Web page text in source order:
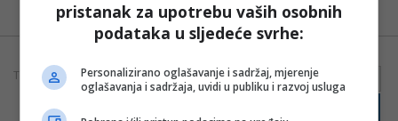
Android
TAGOVI: BANJALUČANIN BANJALUKA HODOČAŠĆE
pristanak za upotrebu vaših osobnih
podataka u sljedeće svrhe:
Personalizirano oglašavanje i sadržaj, mjerenje
oglašavanja i sadržaja, uvidi u publiku i razvoj usluga